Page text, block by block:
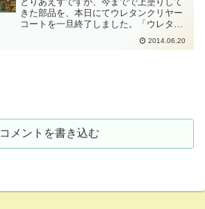
きた部品を、本日にてウレタンクリヤー
コートを一旦終了しました。「ウレタン
クリヤーって難しいよー」と散々、諸先
輩方に言われていたのですが、ド素人で
2014.06.20
コメントを書き込む